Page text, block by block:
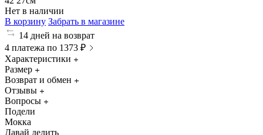
Нет в наличии
В корзину Забрать в магазине
14 дней на возврат
4 платежа по 1373 ₽
Характеристики
Размер
Возврат и обмен
Отзывы
Вопросы
Подели
Мокка
Давай делить